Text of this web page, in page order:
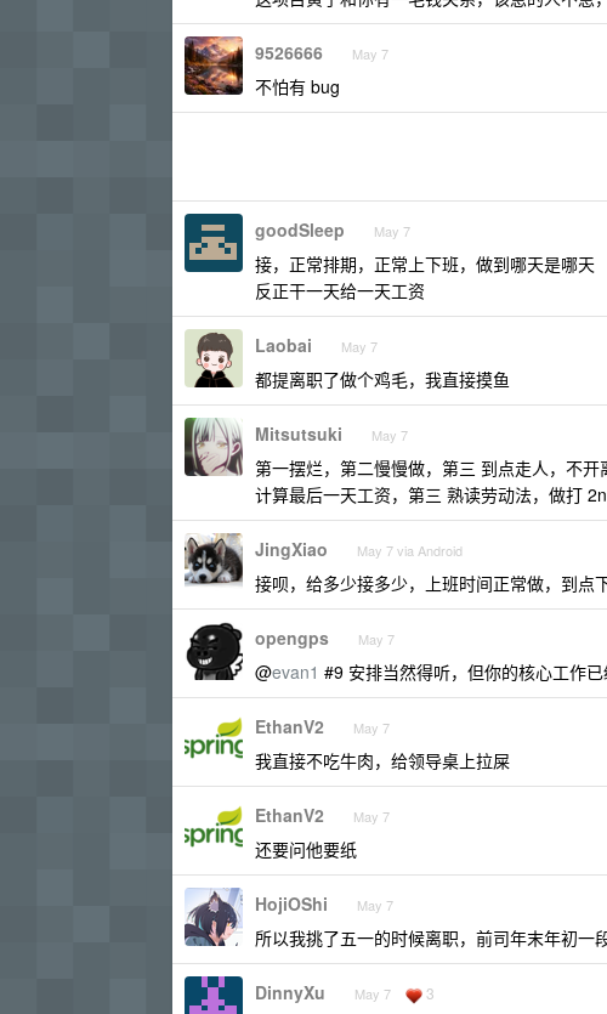
9526666 May 7
不怕有 bug
goodSleep May 7
接，正常排期，正常上下班，做到哪天是哪天
反正干一天给一天工资
Laobai May 7
都提离职了做个鸡毛，我直接摸鱼
Mitsutsuki May 7
第一摆烂，第二慢慢做，第三 到点走人，不
计算最后一天工资，第三 熟读劳动法，做打
JingXiao May 7 via Android
接呗，给多少接多少，上班时间正常做，到
opengps May 7
@evan1 #9 安排当然得听，但你的核心工作
EthanV2 May 7
我直接不吃牛肉，给领导桌上拉屎
EthanV2 May 7
还要问他要纸
HojiOShi May 7
所以我挑了五一的时候离职，前司年末年初一
DinnyXu May 7 3